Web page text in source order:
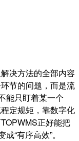
决方法的全部内容
节的问题，而是流
能只盯着某一个
定规矩，靠数字化
正好能把
“有序高效”。